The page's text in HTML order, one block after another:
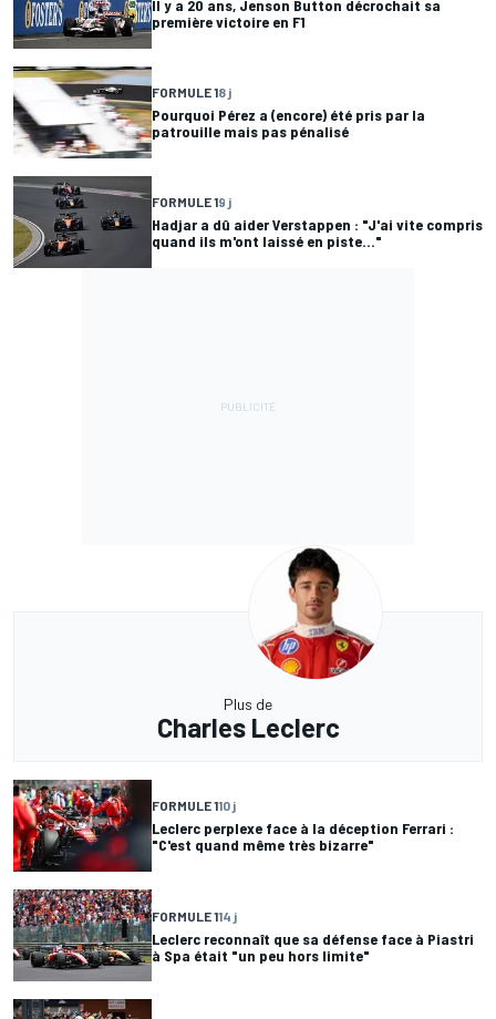
Il y a 20 ans, Jenson Button décrochait sa
première victoire en F1
FORMULE 18 j
Pourquoi Pérez a (encore) été pris par la
patrouille mais pas pénalisé
FORMULE 19 j
Hadjar a dû aider Verstappen : "J'ai vite compris
quand ils m'ont laissé en piste..."
Plus de
Charles Leclerc
FORMULE 110 j
Leclerc perplexe face à la déception Ferrari :
"C'est quand même très bizarre"
FORMULE 114 j
Leclerc reconnaît que sa défense face à Piastri
à Spa était "un peu hors limite"